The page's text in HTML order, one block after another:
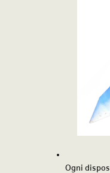
Ogni